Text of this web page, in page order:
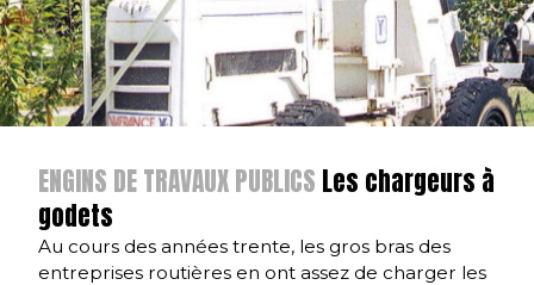
ENGINS DE TRAVAUX PUBLICS Les chargeurs à
godets
Au cours des années trente, les gros bras des
entreprises routières en ont assez de charger les